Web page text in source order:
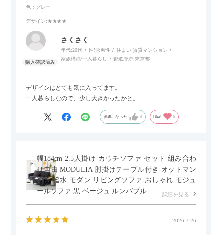
色：グレー
デザイン:★★★★
さくさく
年代:20代 性別:男性 住まい:賃貸マンション
家族構成:一人暮らし 都道府県:東京都
デザインはとても気に入ってます。
一人暮らしなので、少し大きかったかと。
参考になった 0 Like! 0
幅184cm 2.5人掛け カウチソファ セット 組み合わ
せ自由 MODULIA 肘掛けテーブル付き オットマン
付き 撥水 モダン リビングソファ おしゃれ モジュ
ールソファ 黒 ベージュ ルンバブル
詳細を見る
2026.7.26